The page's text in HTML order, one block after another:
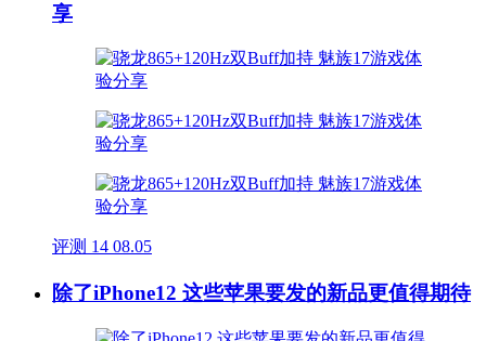
享
评测 14 08.05
除了iPhone12 这些苹果要发的新品更值得期待